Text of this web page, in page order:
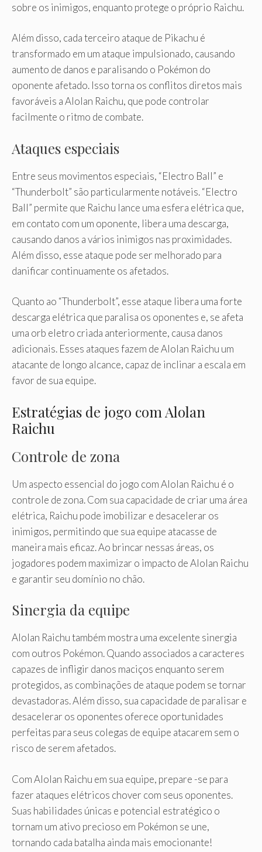
sobre os inimigos, enquanto protege o próprio Raichu.
Além disso, cada terceiro ataque de Pikachu é
transformado em um ataque impulsionado, causando
aumento de danos e paralisando o Pokémon do
oponente afetado. Isso torna os conflitos diretos mais
favoráveis ​​a Alolan Raichu, que pode controlar
facilmente o ritmo de combate.
Ataques especiais
Entre seus movimentos especiais, “Electro Ball” e
“Thunderbolt” são particularmente notáveis. “Electro
Ball” permite que Raichu lance uma esfera elétrica que,
em contato com um oponente, libera uma descarga,
causando danos a vários inimigos nas proximidades.
Além disso, esse ataque pode ser melhorado para
danificar continuamente os afetados.
Quanto ao “Thunderbolt”, esse ataque libera uma forte
descarga elétrica que paralisa os oponentes e, se afeta
uma orb eletro criada anteriormente, causa danos
adicionais. Esses ataques fazem de Alolan Raichu um
atacante de longo alcance, capaz de inclinar a escala em
favor de sua equipe.
Estratégias de jogo com Alolan
Raichu
Controle de zona
Um aspecto essencial do jogo com Alolan Raichu é o
controle de zona. Com sua capacidade de criar uma área
elétrica, Raichu pode imobilizar e desacelerar os
inimigos, permitindo que sua equipe atacasse de
maneira mais eficaz. Ao brincar nessas áreas, os
jogadores podem maximizar o impacto de Alolan Raichu
e garantir seu domínio no chão.
Sinergia da equipe
Alolan Raichu também mostra uma excelente sinergia
com outros Pokémon. Quando associados a caracteres
capazes de infligir danos maciços enquanto serem
protegidos, as combinações de ataque podem se tornar
devastadoras. Além disso, sua capacidade de paralisar e
desacelerar os oponentes oferece oportunidades
perfeitas para seus colegas de equipe atacarem sem o
risco de serem afetados.
Com Alolan Raichu em sua equipe, prepare -se para
fazer ataques elétricos chover com seus oponentes.
Suas habilidades únicas e potencial estratégico o
tornam um ativo precioso em Pokémon se une,
tornando cada batalha ainda mais emocionante!